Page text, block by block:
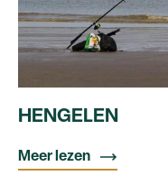
HENGELEN
Meer lezen